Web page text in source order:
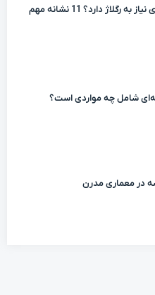
دارد؟ 11 نشانه مهم
شامل چه مواردی است؟
در معماری مدرن